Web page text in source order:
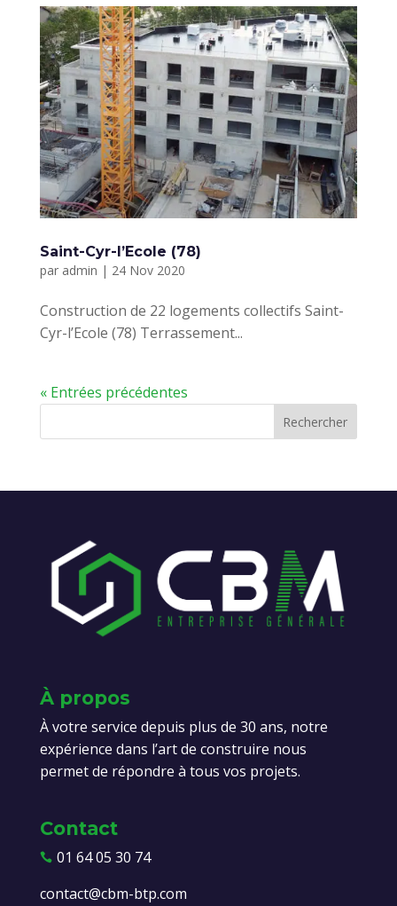
Saint-Cyr-l’Ecole (78)
par admin | 24 Nov 2020
Construction de 22 logements collectifs Saint-
Cyr-l’Ecole (78) Terrassement...
« Entrées précédentes
À propos
À votre service depuis plus de 30 ans, notre
expérience dans l’art de construire nous
permet de répondre à tous vos projets.
Contact
 01 64 05 30 74
contact@cbm-btp.com